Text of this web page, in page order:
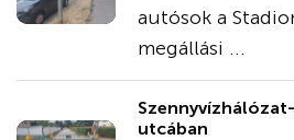
autósok a
megállási ...
utcában